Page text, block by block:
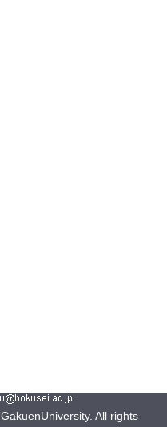
All rights